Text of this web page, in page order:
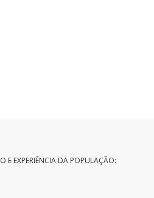
E EXPERIÊNCIA DA POPULAÇÃO: